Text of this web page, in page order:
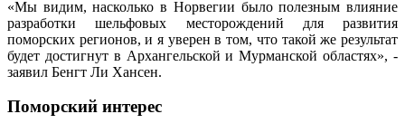
«Мы видим, насколько в Норвегии было полезным влияние
разработки шельфовых месторождений для развития
поморских регионов, и я уверен в том, что такой же результат
будет достигнут в Архангельской и Мурманской областях», -
заявил Бенгт Ли Хансен.
Поморский интерес